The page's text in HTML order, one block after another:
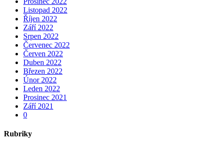
Listopad 2022
Říjen 2022
Září 2022
Srpen 2022
Červenec 2022
Červen 2022
Duben 2022
Březen 2022
Únor 2022
Leden 2022
Prosinec 2021
Září 2021
0
Rubriky